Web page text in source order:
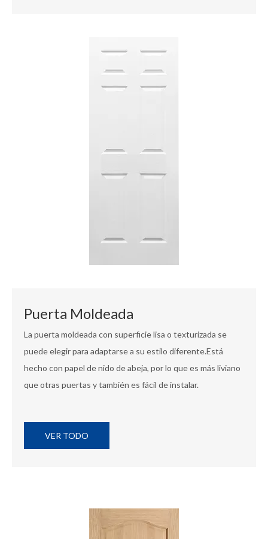
Puerta Moldeada
La puerta moldeada con superficie lisa o texturizada se
puede elegir para adaptarse a su estilo diferente.Está
hecho con papel de nido de abeja, por lo que es más liviano
que otras puertas y también es fácil de instalar.
VER TODO